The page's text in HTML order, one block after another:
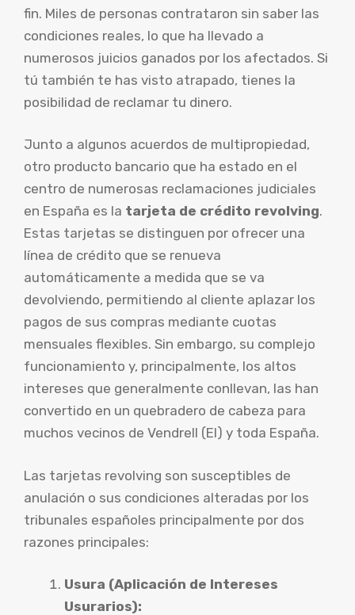
fin. Miles de personas contrataron sin saber las
condiciones reales, lo que ha llevado a
numerosos juicios ganados por los afectados. Si
tú también te has visto atrapado, tienes la
posibilidad de reclamar tu dinero.
Junto a algunos acuerdos de multipropiedad,
otro producto bancario que ha estado en el
centro de numerosas reclamaciones judiciales
en España es la tarjeta de crédito revolving.
Estas tarjetas se distinguen por ofrecer una
línea de crédito que se renueva
automáticamente a medida que se va
devolviendo, permitiendo al cliente aplazar los
pagos de sus compras mediante cuotas
mensuales flexibles. Sin embargo, su complejo
funcionamiento y, principalmente, los altos
intereses que generalmente conllevan, las han
convertido en un quebradero de cabeza para
muchos vecinos de Vendrell (El) y toda España.
Las tarjetas revolving son susceptibles de
anulación o sus condiciones alteradas por los
tribunales españoles principalmente por dos
razones principales:
Usura (Aplicación de Intereses
Usurarios):